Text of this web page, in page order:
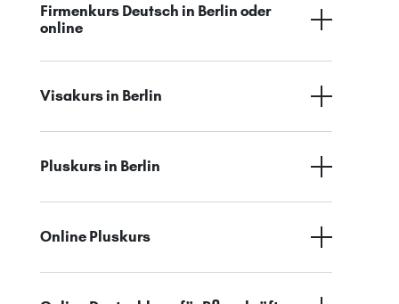
Firmenkurs Deutsch in Berlin oder
online
Visakurs in Berlin
Pluskurs in Berlin
Online Pluskurs